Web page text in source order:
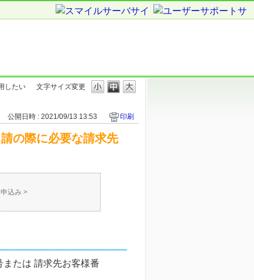
文字サイズ変更
したい
公開日時 : 2021/09/13 13:53 印刷
の際に必要な請求先
込み >
たは 請求先お客様番